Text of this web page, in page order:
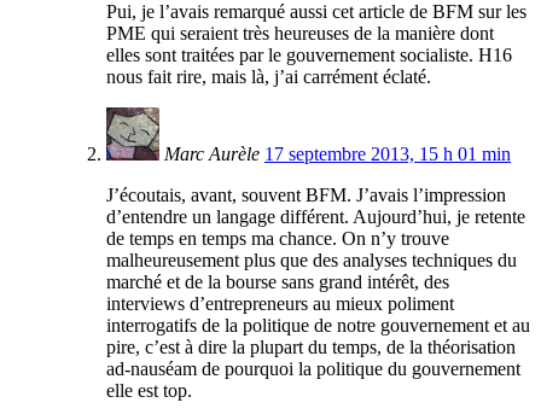
Pui, je l’avais remarqué aussi cet article de BFM sur les
PME qui seraient très heureuses de la manière dont
elles sont traitées par le gouvernement socialiste. H16
nous fait rire, mais là, j’ai carrément éclaté.
Marc Aurèle 17 septembre 2013, 15 h 01 min
J’écoutais, avant, souvent BFM. J’avais l’impression
d’entendre un langage différent. Aujourd’hui, je retente
de temps en temps ma chance. On n’y trouve
malheureusement plus que des analyses techniques du
marché et de la bourse sans grand intérêt, des
interviews d’entrepreneurs au mieux poliment
interrogatifs de la politique de notre gouvernement et au
pire, c’est à dire la plupart du temps, de la théorisation
ad-nauséam de pourquoi la politique du gouvernement
elle est top.